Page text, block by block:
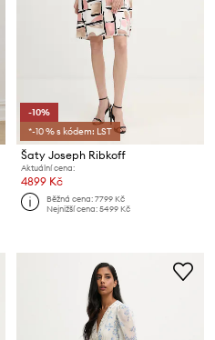
-10%
*-10 % s kódem: LST
Šaty Joseph Ribkoff
Aktuální cena:
4899 Kč
Běžná cena:7799 Kč
Nejnižší cena:5499 Kč